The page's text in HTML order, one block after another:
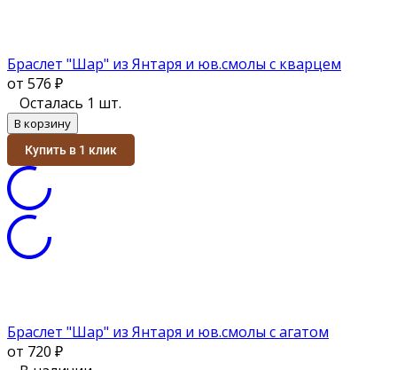
Браслет "Шар" из Янтаря и юв.смолы с кварцем
от 576 ₽
Осталась 1 шт.
В корзину
Купить в 1 клик
Браслет "Шар" из Янтаря и юв.смолы с агатом
от 720 ₽